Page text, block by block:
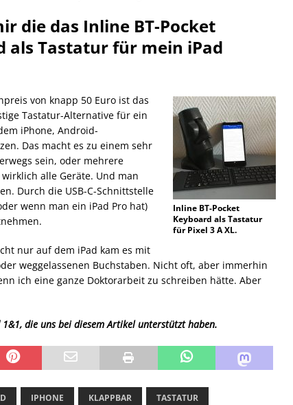
die das Inline BT-Pocket
als Tastatur für mein iPad
Inline BT-Pocket
Keyboard als Tastatur
für Pixel 3 A XL.
von knapp 50 Euro ist das
Tastatur-Alternative für ein
iPhone, Android-
Das macht es zu einem sehr
sein, oder mehrere
alle Geräte. Und man
Durch die USB-C-Schnittstelle
wenn man ein iPad Pro hat)
nur auf dem iPad kam es mit
weggelassenen Buchstaben. Nicht oft, aber immerhin
ich eine ganze Doktorarbeit zu schreiben hätte. Aber
die uns bei diesem Artikel unterstützt haben.
IPHONE KLAPPBAR TASTATUR